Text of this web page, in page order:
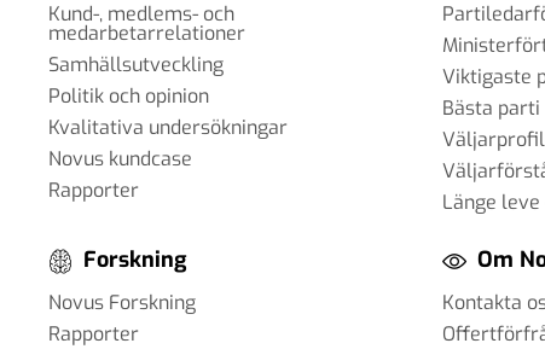
Kund-, medlems- och
medarbetarrelationer
Samhällsutveckling
Politik och opinion
Kvalitativa undersökningar
Novus kundcase
Rapporter
Viktigaste
Bästa
Länge
Forskning
Novus Forskning
Rapporter
Om
Kontakta